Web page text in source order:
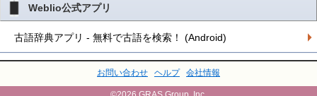
Weblio公式アプリ
古語辞典アプリ - 無料で古語を検索！ (Android)
お問い合わせ ヘルプ 会社情報